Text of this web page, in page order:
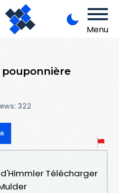
Menu
322
Télécharger